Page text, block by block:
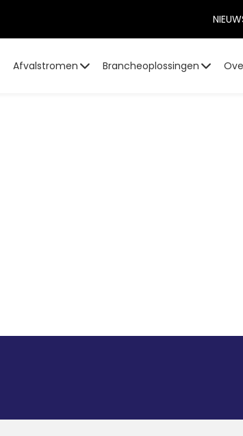
Afvalstromen Brancheoplossingen